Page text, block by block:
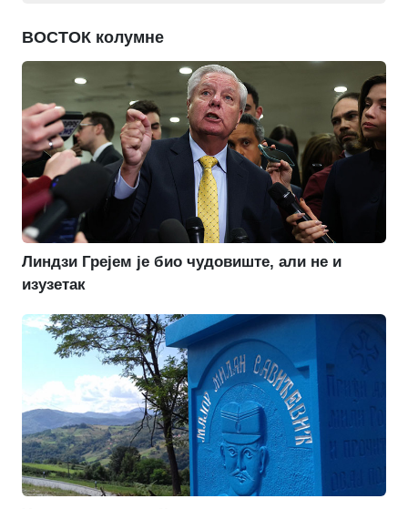
ВОСТОК колумне
Линдзи Грејем је био чудовиште, али не и
изузетак